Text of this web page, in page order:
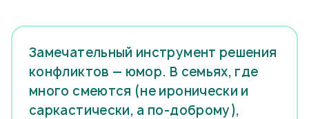
Замечательный инструмент решения
конфликтов — юмор. В семьях, где
много смеются (не иронически и
саркастически, а по-доброму),